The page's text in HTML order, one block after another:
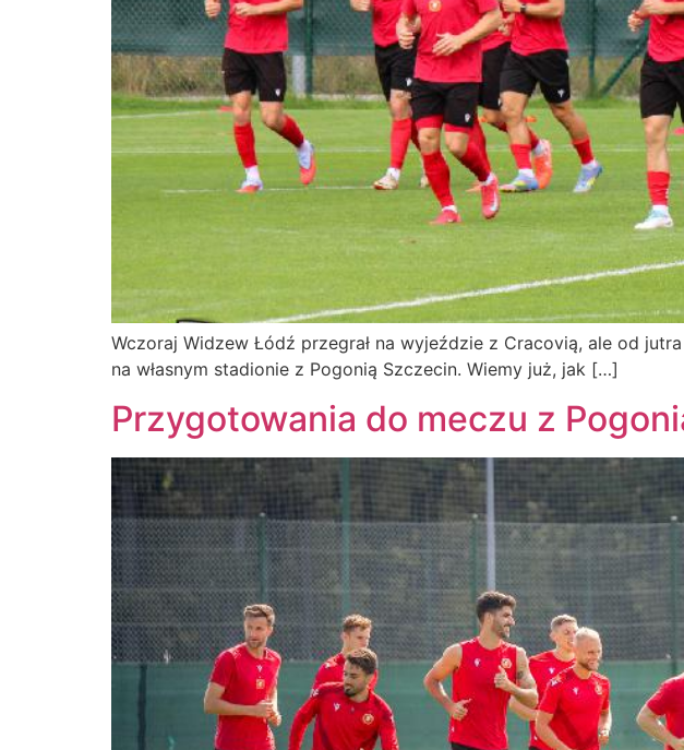
Wczoraj Widzew Łódź przegrał na wyjeździe z Cracovią, ale od
na własnym stadionie z Pogonią Szczecin. Wiemy już, jak […]
Przygotowania do meczu z